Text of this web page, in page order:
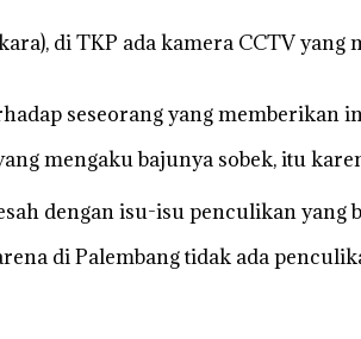
di TKP ada kamera CCTV yang
seseorang yang memberikan
mengaku bajunya sobek, itu
dengan isu-isu penculikan yang
di Palembang tidak ada